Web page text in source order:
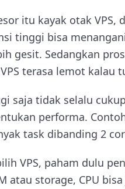
itu kayak otak VPS,
tinggi bisa
gesit. Sedangkan
terasa lemot kalau
saja tidak selalu
performa.
task dibanding 2
VPS, paham dulu
atau storage, CPU